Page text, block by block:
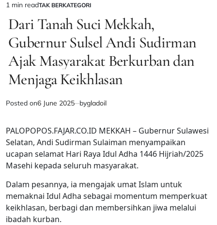
Estimated
read
time
1 min readPOSTED
IN
TAK BERKATEGORI
Dari Tanah Suci Mekkah,
Gubernur Sulsel Andi Sudirman
Ajak Masyarakat Berkurban dan
Menjaga Keikhlasan
Posted on6 June 2025 bygladoil
PALOPOPOS.FAJAR.CO.ID MEKKAH – Gubernur Sulawesi
Selatan, Andi Sudirman Sulaiman menyampaikan
ucapan selamat Hari Raya Idul Adha 1446 Hijriah/2025
Masehi kepada seluruh masyarakat.
Dalam pesannya, ia mengajak umat Islam untuk
memaknai Idul Adha sebagai momentum memperkuat
keikhlasan, berbagi dan membersihkan jiwa melalui
ibadah kurban.